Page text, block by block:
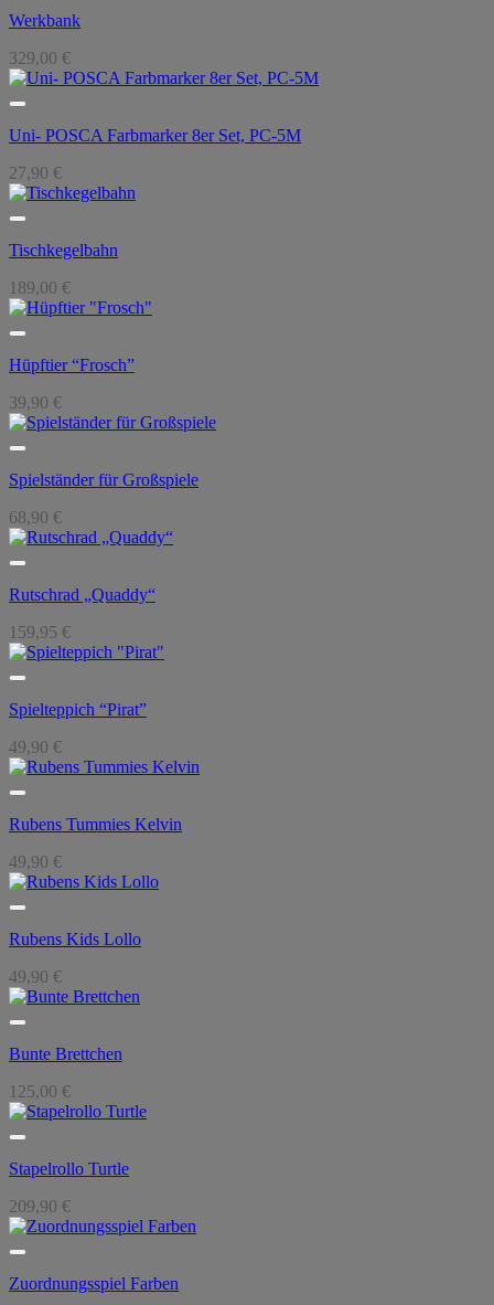
Werkbank
329,00 €
Uni- POSCA Farbmarker 8er Set, PC-5M
27,90 €
Tischkegelbahn
189,00 €
Hüpftier “Frosch”
39,90 €
Spielständer für Großspiele
68,90 €
Rutschrad „Quaddy“
159,95 €
Spielteppich “Pirat”
49,90 €
Rubens Tummies Kelvin
49,90 €
Rubens Kids Lollo
49,90 €
Bunte Brettchen
125,00 €
Stapelrollo Turtle
209,90 €
Zuordnungsspiel Farben